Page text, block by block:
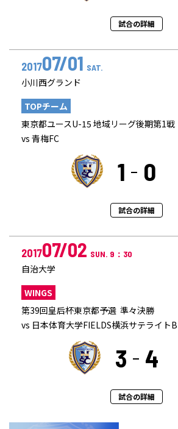
試合の詳細
201707/01 SAT.
小川西グランド
TOPチーム
東京都ユースU-15 地域リーグ後期第1戦
vs 青梅FC
1 0
試合の詳細
201707/02 SUN. 9：30
自治大学
WINGS
第39回皇后杯東京都予選 準々決勝
vs 日本体育大学FIELDS横浜サテライトB
3 4
試合の詳細